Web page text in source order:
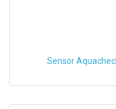
Sensor